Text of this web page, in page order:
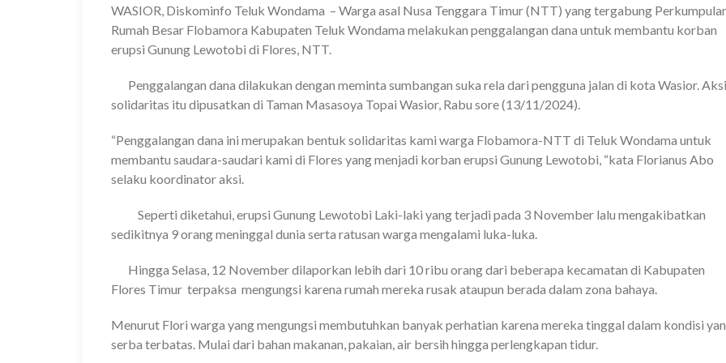
WASIOR, Diskominfo Teluk Wondama – Warga asal Nusa Tenggara Timur (NTT) yang tergabung
Rumah Besar Flobamora Kabupaten Teluk Wondama melakukan penggalangan dana untuk membantu korban
erupsi Gunung Lewotobi di Flores, NTT.
Penggalangan dana dilakukan dengan meminta sumbangan suka rela dari pengguna jalan di kota Wasior. Aksi
solidaritas itu dipusatkan di Taman Masasoya Topai Wasior, Rabu sore (13/11/2024).
“Penggalangan dana ini merupakan bentuk solidaritas kami warga Flobamora-NTT di Teluk Wondama untuk
membantu saudara-saudari kami di Flores yang menjadi korban erupsi Gunung Lewotobi, “kata Florianus Abo
selaku koordinator aksi.
Seperti diketahui, erupsi Gunung Lewotobi Laki-laki yang terjadi pada 3 November lalu mengakibatkan
sedikitnya 9 orang meninggal dunia serta ratusan warga mengalami luka-luka.
Hingga Selasa, 12 November dilaporkan lebih dari 10 ribu orang dari beberapa kecamatan di Kabupaten
Flores Timur terpaksa mengungsi karena rumah mereka rusak ataupun berada dalam zona bahaya.
Menurut Flori warga yang mengungsi membutuhkan banyak perhatian karena mereka tinggal dalam kondisi
serba terbatas. Mulai dari bahan makanan, pakaian, air bersih hingga perlengkapan tidur.